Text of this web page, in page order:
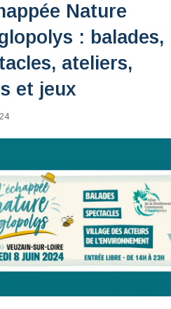
Nature
: balades,
ateliers,
et jeux